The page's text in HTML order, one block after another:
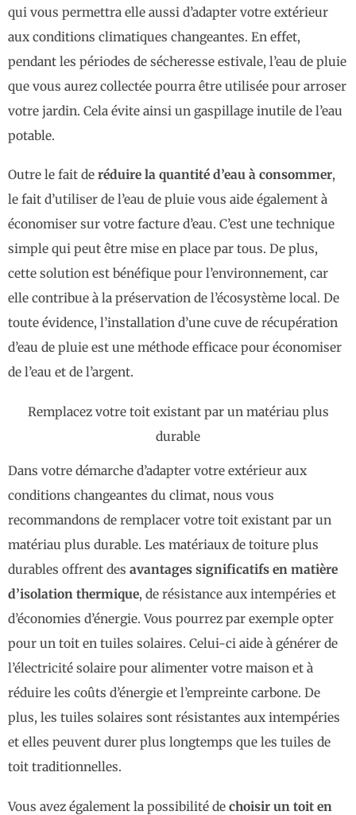
qui vous permettra elle aussi d’adapter votre extérieur
aux conditions climatiques changeantes. En effet,
pendant les périodes de sécheresse estivale, l’eau de pluie
que vous aurez collectée pourra être utilisée pour arroser
votre jardin. Cela évite ainsi un gaspillage inutile de l’eau
potable.
Outre le fait de réduire la quantité d’eau à consommer,
le fait d’utiliser de l’eau de pluie vous aide également à
économiser sur votre facture d’eau. C’est une technique
simple qui peut être mise en place par tous. De plus,
cette solution est bénéfique pour l’environnement, car
elle contribue à la préservation de l’écosystème local. De
toute évidence, l’installation d’une cuve de récupération
d’eau de pluie est une méthode efficace pour économiser
de l’eau et de l’argent.
Remplacez votre toit existant par un matériau plus
durable
Dans votre démarche d’adapter votre extérieur aux
conditions changeantes du climat, nous vous
recommandons de remplacer votre toit existant par un
matériau plus durable. Les matériaux de toiture plus
durables offrent des avantages significatifs en matière
d’isolation thermique, de résistance aux intempéries et
d’économies d’énergie. Vous pourrez par exemple opter
pour un toit en tuiles solaires. Celui-ci aide à générer de
l’électricité solaire pour alimenter votre maison et à
réduire les coûts d’énergie et l’empreinte carbone. De
plus, les tuiles solaires sont résistantes aux intempéries
et elles peuvent durer plus longtemps que les tuiles de
toit traditionnelles.
Vous avez également la possibilité de choisir un toit en